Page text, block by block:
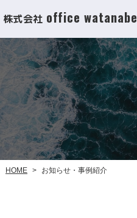
株式会社 office watanabe
HOME > お知らせ・事例紹介